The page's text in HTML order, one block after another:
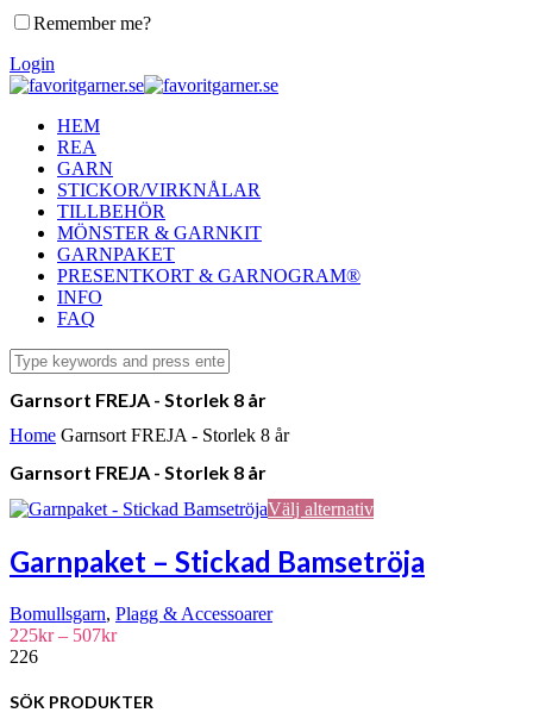
Remember me?
Login
HEM
REA
GARN
STICKOR/VIRKNÅLAR
TILLBEHÖR
MÖNSTER & GARNKIT
GARNPAKET
PRESENTKORT & GARNOGRAM®
INFO
FAQ
Garnsort FREJA - Storlek 8 år
Home Garnsort FREJA - Storlek 8 år
Garnsort FREJA - Storlek 8 år
Välj alternativDen
produkten
har
Garnpaket – Stickad Bamsetröja
Bomullsgarn, Plagg & Accessoarer
225kr – 507krPrisintervall:
507kr
226
SÖK PRODUKTER